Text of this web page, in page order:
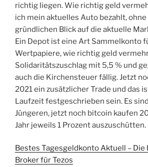
richtig liegen. Wie richtig geld
ich mein aktuelles Auto bezahlt, ohne
gründlichen Blick auf die aktuelle
Ein Depot ist eine Art Sammelkonto
Wertpapiere, wie richtig geld
Solidaritätszuschlag mit 5,5 % und
auch die Kirchensteuer fällig. Jetzt
2021 ein zusätzlicher Trade und das
Laufzeit festgeschrieben sein. Es
Jüngeren, jetzt noch bitcoin kaufen
Jahr jeweils 1 Prozent auszuschütten.
Bestes Tagesgeldkonto Aktuell –
Broker für Tezos